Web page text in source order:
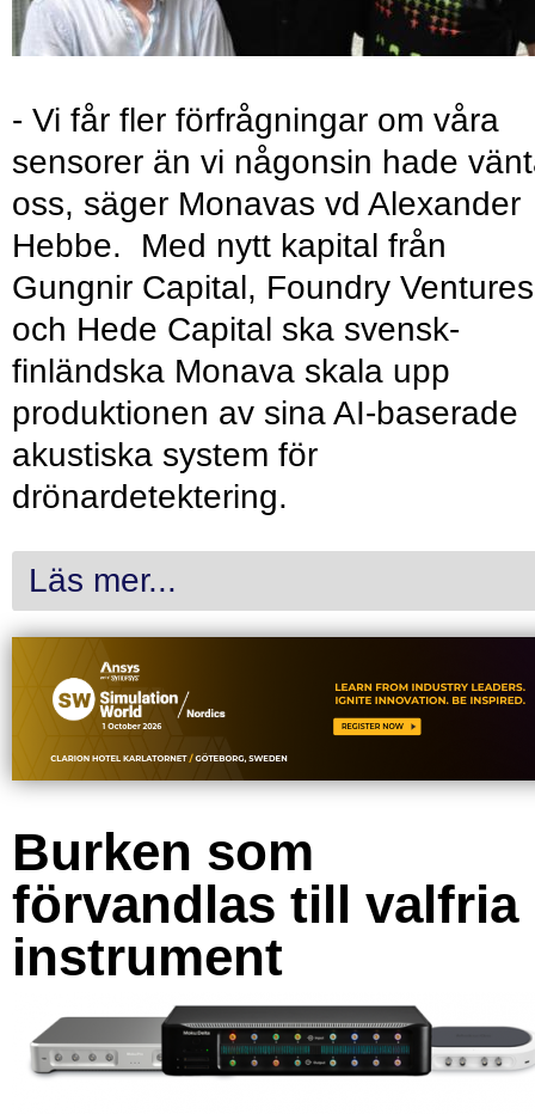
- Vi får fler förfrågningar om våra
sensorer än vi någonsin hade
oss, säger Monavas vd Alexander
Hebbe. Med nytt kapital från
Gungnir Capital, Foundry Ventures
och Hede Capital ska svensk-
finländska Monava skala upp
produktionen av sina AI-baserade
akustiska system för
drönardetektering.
Läs mer...
Burken som
förvandlas till valfria
instrument